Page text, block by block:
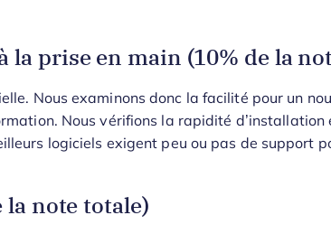
la prise en main (10% de la
Nous examinons donc la facilité pour un
Nous vérifions la rapidité d’installation
logiciels exigent peu ou pas de support
la note totale)